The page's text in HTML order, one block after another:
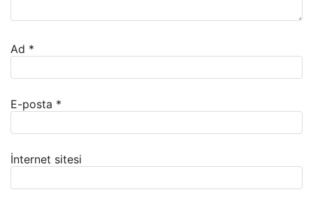
Ad *
E-posta *
İnternet sitesi